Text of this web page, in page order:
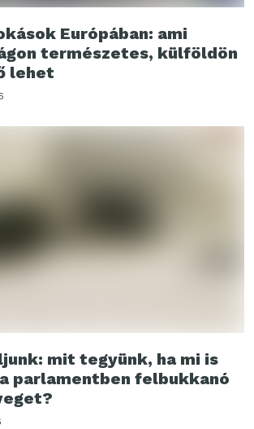
Európában: ami
természetes, külföldön
lehet
mit tegyünk, ha mi is
parlamentben felbukkanó